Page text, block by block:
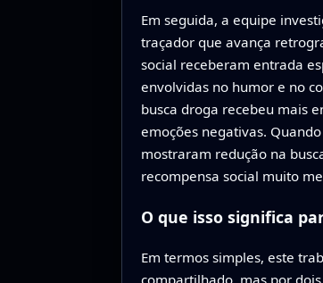
Em seguida, a equipe
traçador que avança
social receberam entrada
envolvidas no humor e no
busca droga recebeu mais
emoções negativas.
mostraram redução na
recompensa social muito
O que isso significa
Em termos simples, este
compartilhado, mas por